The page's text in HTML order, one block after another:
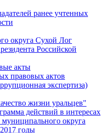
ранее учтенных
округа Сухой Лог
Российской
акты
правовых актов
экспертиза)
жизни уральцев"
действий в интересах
муниципального округа
годы